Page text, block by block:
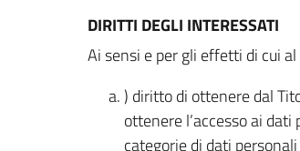
DIRITTI DEGLI INTERESSATI
Ai sensi e per gli effetti di cui
) diritto di ottenere dal
ottenere l’accesso ai
categorie di dati